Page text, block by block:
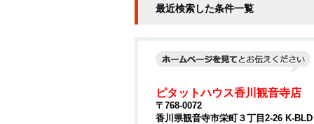
最近検索した条件一覧
ピタットハウス香川観音寺店
〒768-0072
香川県観音寺市栄町３丁目2-26 K-